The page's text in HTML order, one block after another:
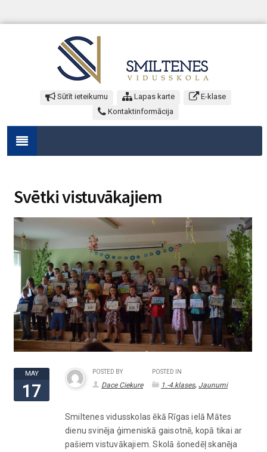
Sūtīt ieteikumu Lapas karte
E-klase
Kontaktinformācija
Svētki vistuvākajiem
MAY
17
POSTED BY
Dace Ciekure
POSTED IN
1.-4.klases, Jaunumi
Smiltenes vidusskolas ēkā Rīgas ielā Mātes
dienu svinēja ģimeniskā gaisotnē, kopā tikai ar
pašiem vistuvākajiem. Skolā šonedēļ skanēja